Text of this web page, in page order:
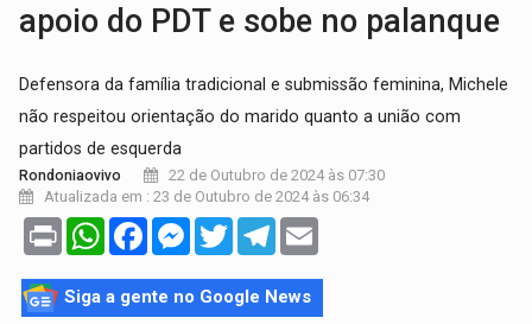
apoio do PDT e sobe no palanque
Defensora da família tradicional e submissão feminina, Michele
não respeitou orientação do marido quanto a união com
partidos de esquerda
Rondoniaovivo
22 de Outubro de 2024 às 07:30
Atualizada em : 23 de Outubro de 2024 às 06:34
Print WhatsAppFacebookMessenger
TwitterTelegram
Siga a gente no Google News